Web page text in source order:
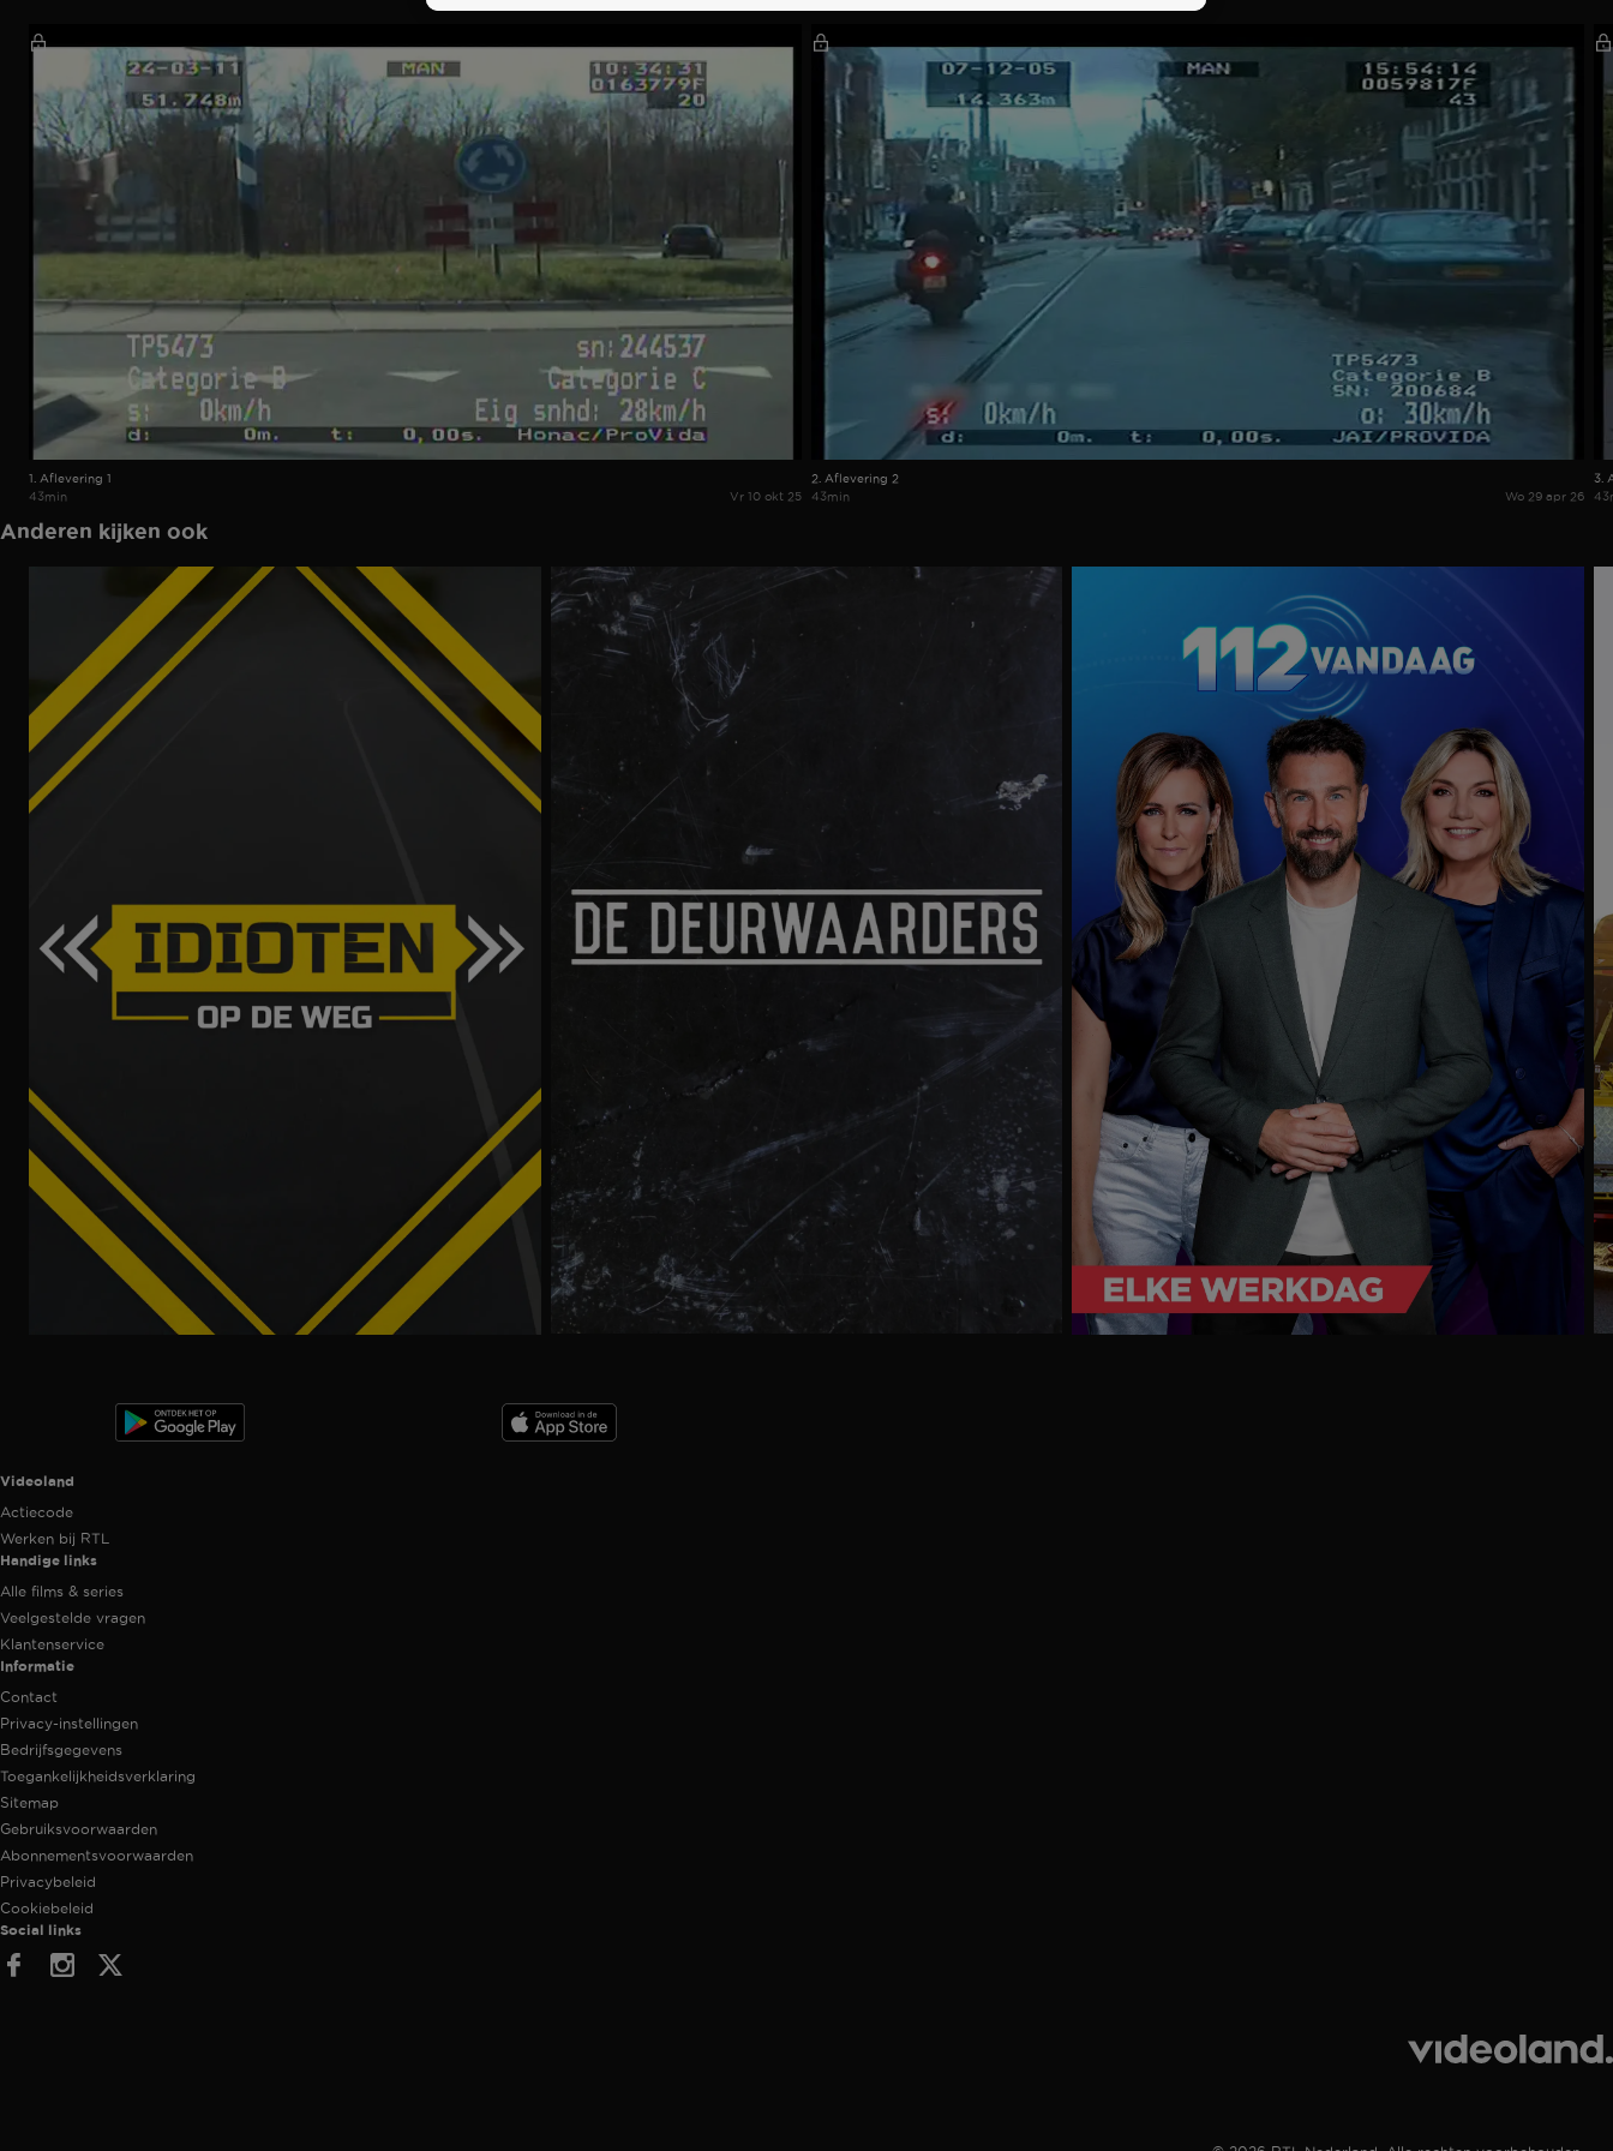
1. Aflevering 1
43min
Vr 10 okt 25
2. Aflevering 2
43min
Wo 29 apr 26
3.
Anderen kijken ook
Videoland useful links.
Videoland
Actiecode
Werken bij RTL
Handige links
Alle films & series
Veelgestelde vragen
Klantenservice
Informatie
Contact
Privacy-instellingen
Bedrijfsgegevens
Toegankelijkheidsverklaring
Sitemap
Gebruiksvoorwaarden
Abonnementsvoorwaarden
Privacybeleid
Cookiebeleid
Social links
FacebookInstagram